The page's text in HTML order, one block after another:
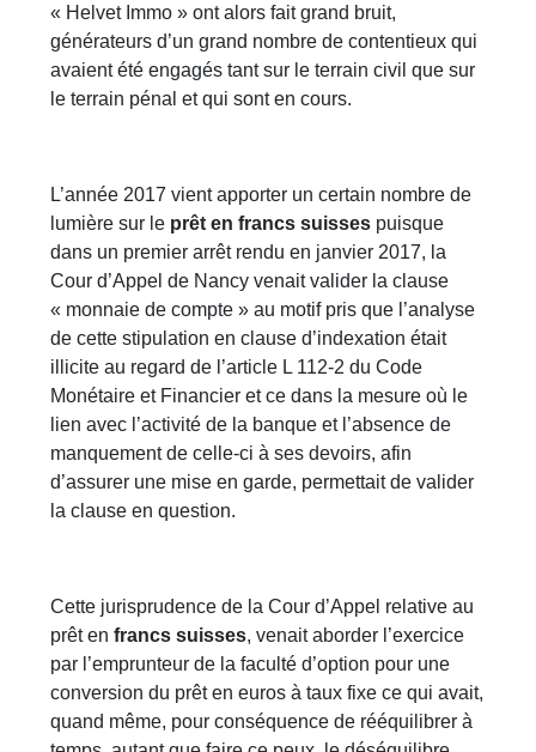
« Helvet Immo » ont alors fait grand bruit,
générateurs d’un grand nombre de contentieux qui
avaient été engagés tant sur le terrain civil que sur
le terrain pénal et qui sont en cours.
L’année 2017 vient apporter un certain nombre de
lumière sur le prêt en francs suisses puisque
dans un premier arrêt rendu en janvier 2017, la
Cour d’Appel de Nancy venait valider la clause
« monnaie de compte » au motif pris que l’analyse
de cette stipulation en clause d’indexation était
illicite au regard de l’article L 112-2 du Code
Monétaire et Financier et ce dans la mesure où le
lien avec l’activité de la banque et l’absence de
manquement de celle-ci à ses devoirs, afin
d’assurer une mise en garde, permettait de valider
la clause en question.
Cette jurisprudence de la Cour d’Appel relative au
prêt enfrancs suisses, venait aborder l’exercice
par l’emprunteur de la faculté d’option pour une
conversion du prêt en euros à taux fixe ce qui avait,
quand même, pour conséquence de rééquilibrer à